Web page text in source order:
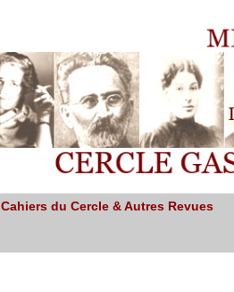
Cahiers du Cercle & Autres Revues